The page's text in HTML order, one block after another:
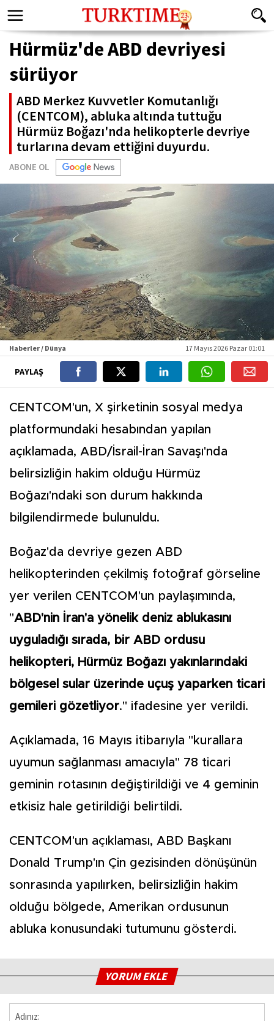
Hürmüz'de ABD devriyesi
sürüyor
ABD Merkez Kuvvetler Komutanlığı
(CENTCOM), abluka altında tuttuğu
Hürmüz Boğazı'nda helikopterle devriye
turlarına devam ettiğini duyurdu.
ABONE OL
Haberler / Dünya 17 Mayıs 2026 Pazar 01:01
PAYLAŞ
CENTCOM'un, X şirketinin sosyal medya
platformundaki hesabından yapılan
açıklamada, ABD/İsrail-İran Savaşı'nda
belirsizliğin hakim olduğu Hürmüz
Boğazı'ndaki son durum hakkında
bilgilendirmede bulunuldu.
Boğaz'da devriye gezen ABD
helikopterinden çekilmiş fotoğraf görseline
yer verilen CENTCOM'un paylaşımında,
"ABD'nin İran'a yönelik deniz ablukasını
uyguladığı sırada, bir ABD ordusu
helikopteri, Hürmüz Boğazı yakınlarındaki
bölgesel sular üzerinde uçuş yaparken ticari
gemileri gözetliyor." ifadesine yer verildi.
Açıklamada, 16 Mayıs itibarıyla "kurallara
uyumun sağlanması amacıyla" 78 ticari
geminin rotasının değiştirildiği ve 4 geminin
etkisiz hale getirildiği belirtildi.
CENTCOM'un açıklaması, ABD Başkanı
Donald Trump'ın Çin gezisinden dönüşünün
sonrasında yapılırken, belirsizliğin hakim
olduğu bölgede, Amerikan ordusunun
abluka konusundaki tutumunu gösterdi.
YORUM EKLE